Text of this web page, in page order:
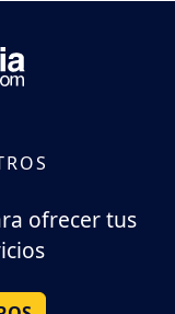
ofrecer tus